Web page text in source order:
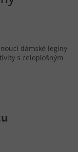
dámské legíny
s celoplošným